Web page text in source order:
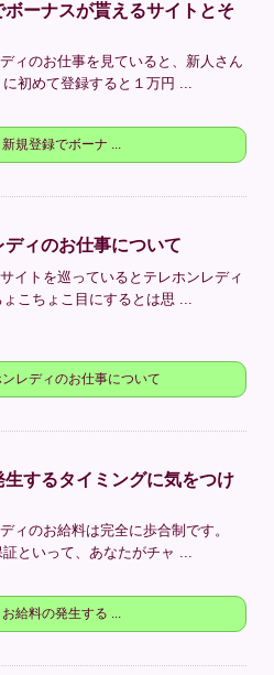
ボーナスが貰えるサイトとそ
ィのお仕事を見ていると、新人さん
初めて登録すると１万円 ...
規登録でボーナ ...
ディのお仕事について
イトを巡っているとテレホンレディ
ょこちょこ目にするとは思 ...
レディのお仕事について
生するタイミングに気をつけ
ィのお給料は完全に歩合制です。
といって、あなたがチャ ...
給料の発生する ...